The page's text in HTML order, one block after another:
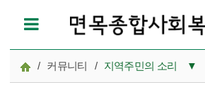
/ 커뮤니티 / 지역주민의 소리 ▼